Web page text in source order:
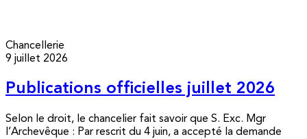
Chancellerie
9 juillet 2026
Publications officielles juillet 2026
Selon le droit, le chancelier fait savoir que S. Exc. Mgr
l’Archevêque : Par rescrit du 4 juin, a accepté la demande